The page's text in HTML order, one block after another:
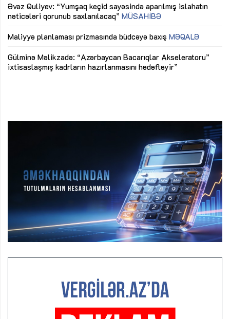
Əvəz Quliyev: “Yumşaq keçid sayəsində aparılmış islahatın
nəticələri qorunub saxlanılacaq” MÜSAHİBƏ
Maliyyə planlaması prizmasında büdcəyə baxış MƏQALƏ
Gülminə Məlikzadə: “Azərbaycan Bacarıqlar Akseleratoru”
ixtisaslaşmış kadrların hazırlanmasını hədəfləyir”